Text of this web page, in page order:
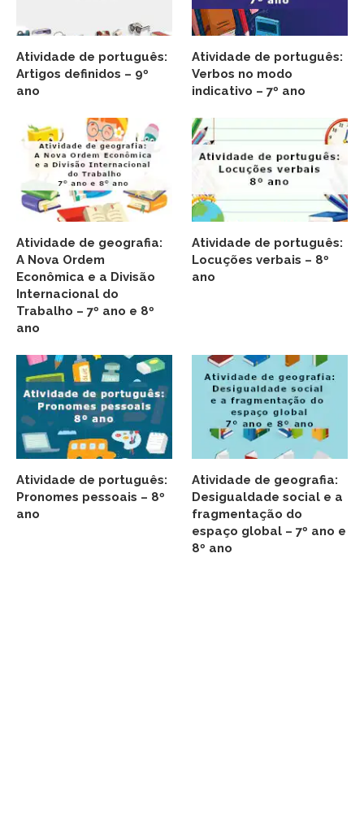
Atividade de português:
Artigos definidos – 9º
ano
Atividade de português:
Verbos no modo
indicativo – 7º ano
Atividade de geografia:
A Nova Ordem
Econômica e a Divisão
Internacional do
Trabalho – 7º ano e 8º
ano
Atividade de português:
Locuções verbais – 8º
ano
Atividade de português:
Pronomes pessoais – 8º
ano
Atividade de geografia:
Desigualdade social e a
fragmentação do
espaço global – 7º ano e
8º ano